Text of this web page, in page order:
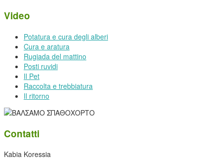
Video
Potatura e cura degli alberi
Cura e aratura
Rugiada del mattino
Posti ruvidi
Il Pet
Raccolta e trebbiatura
Il ritorno
Contatti
Kabia Koressia